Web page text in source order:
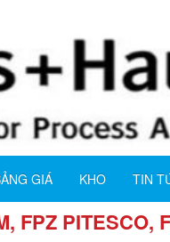
GIÁ KHO TIN
FPZ PITESCO,